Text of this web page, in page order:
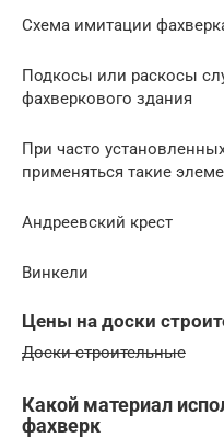
Схема имитации
Подкосы или раскосы
фахверкового здания
При часто
применяться такие
Андреевский крест
Винкели
Цены на доски
Доски строительные
Какой материал
фахверк